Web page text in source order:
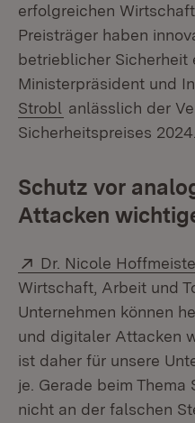
erfolgreichen
Preisträger haben
betrieblicher Sicherheit
Ministerpräsident und
Strobl anlässlich der
Sicherheitspreises 2024.
Schutz vor
Attacken
Extern:
Dr. Nicole
Wirtschaft, Arbeit und
Unternehmen können
und digitaler Attacken
ist daher für unsere
je. Gerade beim Thema
nicht an der falschen